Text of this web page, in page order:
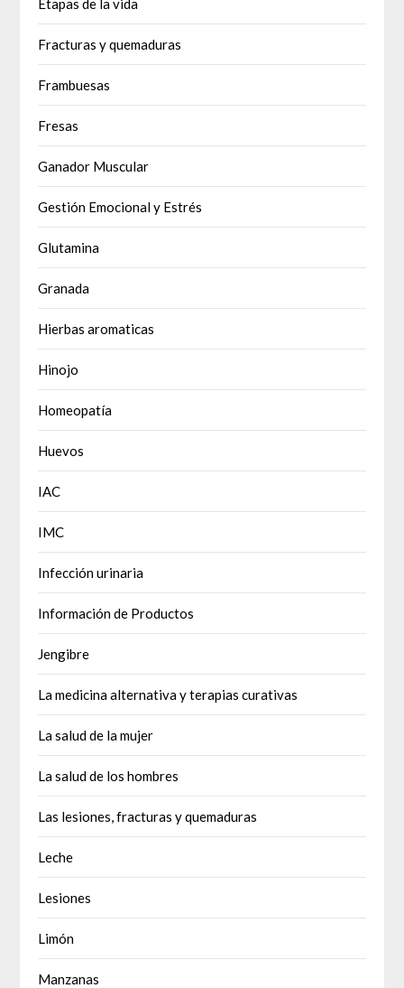
Etapas de la vida
Fracturas y quemaduras
Frambuesas
Fresas
Ganador Muscular
Gestión Emocional y Estrés
Glutamina
Granada
Hierbas aromaticas
Hinojo
Homeopatía
Huevos
IAC
IMC
Infección urinaria
Información de Productos
Jengibre
La medicina alternativa y terapias curativas
La salud de la mujer
La salud de los hombres
Las lesiones, fracturas y quemaduras
Leche
Lesiones
Limón
Manzanas